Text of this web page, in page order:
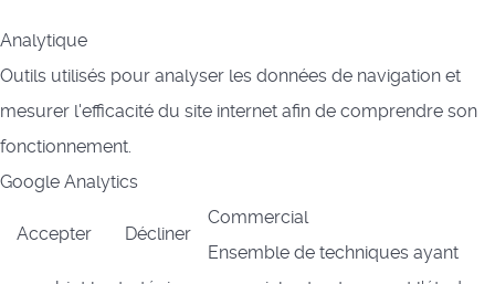
Analytique
Outils utilisés pour analyser les données de navigation et
mesurer l'efficacité du site internet afin de comprendre son
fonctionnement.
Google Analytics
Accepter Décliner
Commercial
Ensemble de techniques ayant